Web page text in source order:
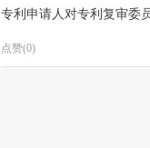
专利申请人对专利复审委
点赞(0)